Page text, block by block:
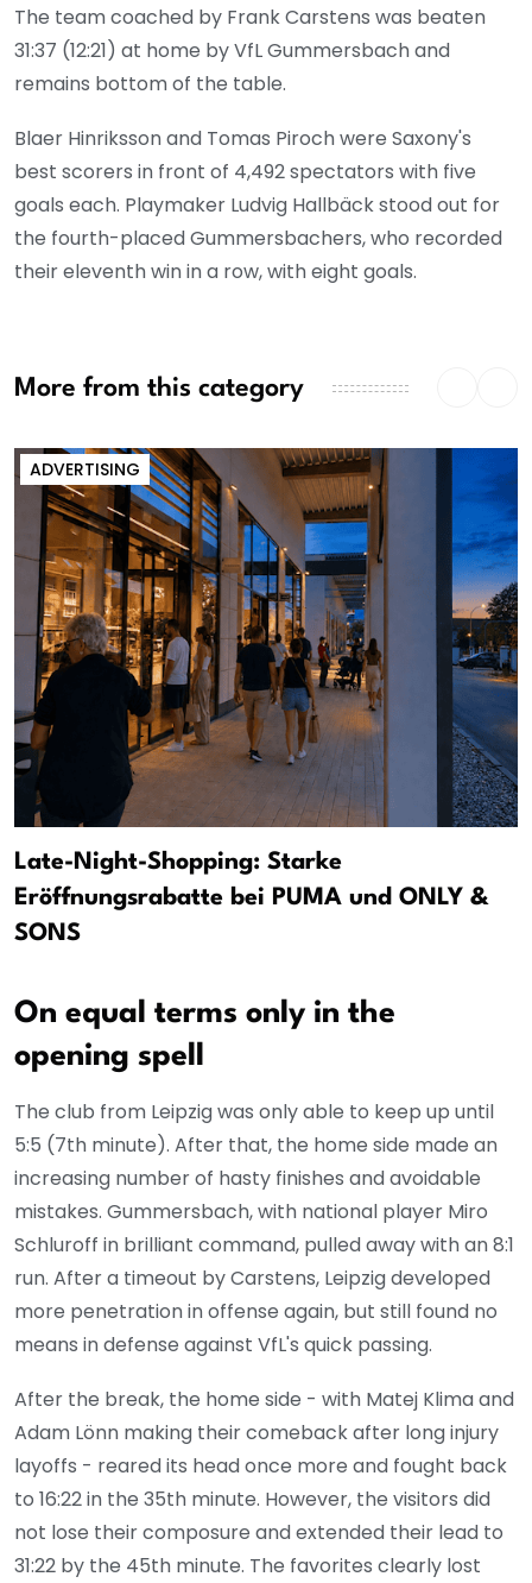
The team coached by Frank Carstens was beaten
31:37 (12:21) at home by VfL Gummersbach and
remains bottom of the table.
Blaer Hinriksson and Tomas Piroch were Saxony's
best scorers in front of 4,492 spectators with five
goals each. Playmaker Ludvig Hallbäck stood out for
the fourth-placed Gummersbachers, who recorded
their eleventh win in a row, with eight goals.
More from this category
ADVERTISING
Late-Night-Shopping: Starke
Eröffnungsrabatte bei PUMA und ONLY &
SONS
On equal terms only in the
opening spell
The club from Leipzig was only able to keep up until
5:5 (7th minute). After that, the home side made an
increasing number of hasty finishes and avoidable
mistakes. Gummersbach, with national player Miro
Schluroff in brilliant command, pulled away with an 8:1
run. After a timeout by Carstens, Leipzig developed
more penetration in offense again, but still found no
means in defense against VfL's quick passing.
After the break, the home side - with Matej Klima and
Adam Lönn making their comeback after long injury
layoffs - reared its head once more and fought back
to 16:22 in the 35th minute. However, the visitors did
not lose their composure and extended their lead to
31:22 by the 45th minute. The favorites clearly lost